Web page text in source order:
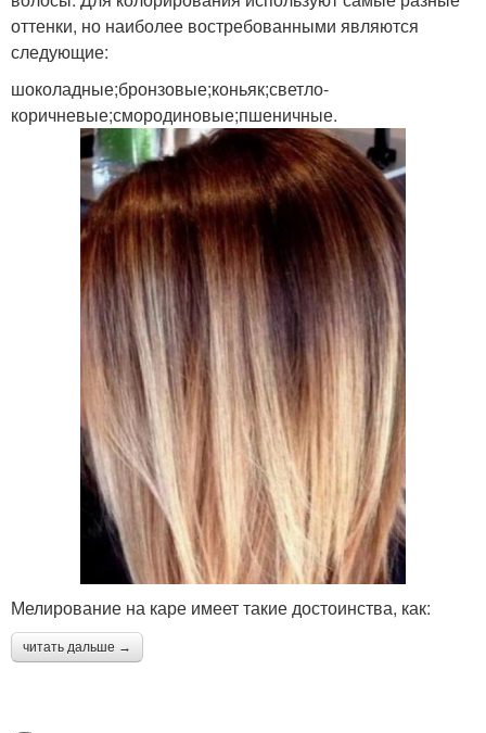
состоянии
Окрашивание на
темные волосы
Волос из резинок
Резинки для коротких
волос
Стиль для коротких
волос
оттенки, но наиболее востребованными являются
следующие:
шоколадные;бронзовые;коньяк;светло-
коричневые;смородиновые;пшеничные.
Мелирование на каре имеет такие достоинства, как:
читать дальше →